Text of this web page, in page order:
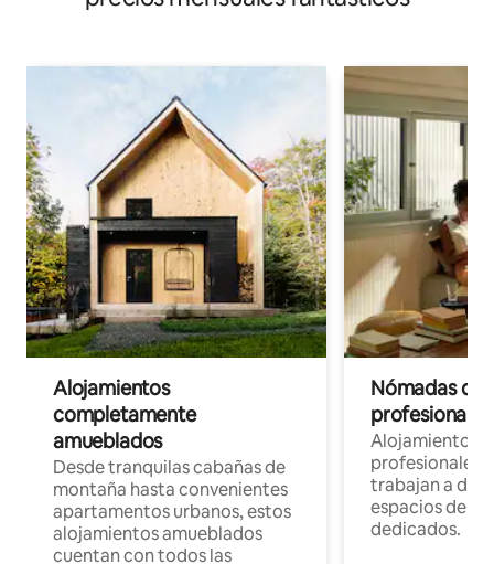
Alojamientos
completamente
amueblados
Desde tranquilas cabañas de
montaña hasta convenientes
apartamentos urbanos, estos
alojamientos amueblados
cuentan con todos las
Nómadas
Alojamientos
profesionales
trabajan a
espacios de
dedicados.